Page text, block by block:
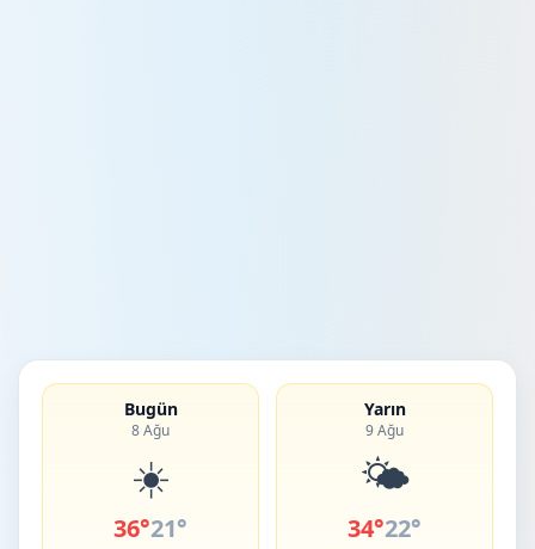
Bugün
8 Ağu
☀️
36°21°
Yarın
9 Ağu
🌤️
34°22°